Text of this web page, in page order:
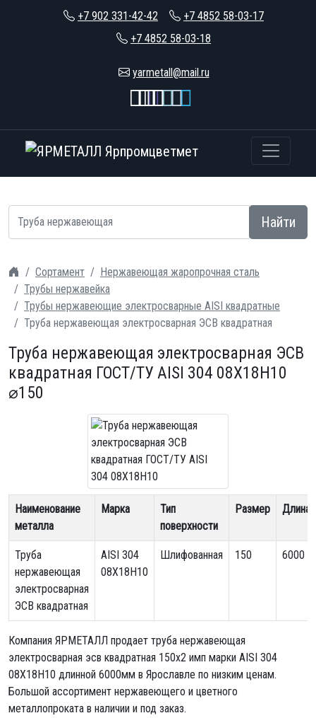
+7 902 331-42-42
+7 4852 58-03-17
+7 4852 58-03-18
yarmetall@mail.ru
Найти
Сортамент
Нержавеющая жаропрочная сталь
Трубы нержавейка
Трубы нержавеющие электросварные AISI квадратные
Труба нержавеющая электросварная ЭСВ квадратная
Труба нержавеющая электросварная ЭСВ
квадратная ГОСТ/ТУ AISI 304 08Х18Н10
⌀150
Наименование
металла
Марка
Тип
поверхности
Размер Длина
Труба
нержавеющая
электросварная
ЭСВ квадратная
AISI 304
08Х18Н10
Шлифованная 150 6000
Компания ЯРМЕТАЛЛ продает труба нержавеющая
электросварная эсв квадратная 150х2 имп марки AISI 304
08Х18Н10 длинной 6000мм в Ярославле по низким ценам.
Большой ассортимент нержавеющего и цветного
металлопроката в наличии и под заказ.